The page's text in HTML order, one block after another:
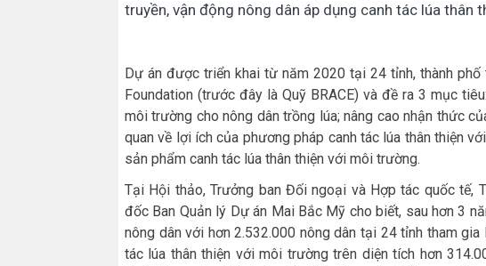
truyền, vận động nông dân áp dụng canh tác lúa thân
Dự án được triển khai từ năm 2020 tại 24 tỉnh, thành
Foundation (trước đây là Quỹ BRACE) và đề ra 3 mục
môi trường cho nông dân trồng lúa; nâng cao nhận thức
quan về lợi ích của phương pháp canh tác lúa thân thiện
sản phẩm canh tác lúa thân thiện với môi trường.
Tại Hội thảo, Trưởng ban Đối ngoại và Hợp tác quốc tế,
đốc Ban Quản lý Dự án Mai Bắc Mỹ cho biết, sau hơn 3
nông dân với hơn 2.532.000 nông dân tại 24 tỉnh tham
tác lúa thân thiện với môi trường trên diện tích hơn